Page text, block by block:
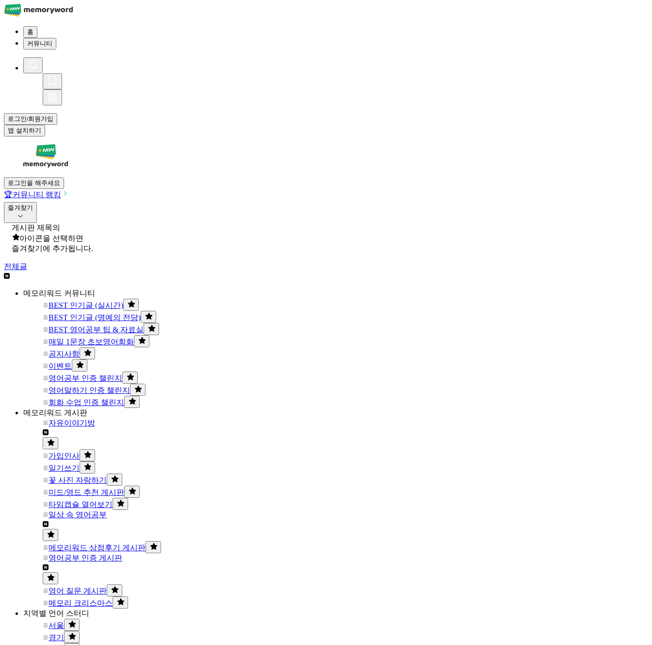
홈
커뮤니티
로그인/회원가입
앱 설치하기
로그인을 해주세요
🏆커뮤니티 랭킹
즐겨찾기
게시판 제목의
아이콘을 선택하면
즐겨찾기에 추가됩니다.
전체글
메모리워드 커뮤니티
BEST 인기글 (실시간)
BEST 인기글 (명예의 전당)
BEST 영어공부 팁 & 자료실
매일 1문장 초보영어회화
공지사항
이벤트
영어공부 인증 챌린지
영어말하기 인증 챌린지
회화 수업 인증 챌린지
메모리워드 게시판
자유이야기방
가입인사
일기쓰기
꽃 사진 자랑하기
미드/영드 추천 게시판
타임캡슐 열어보기
일상 속 영어공부
메모리워드 상점후기 게시판
영어공부 인증 게시판
영어 질문 게시판
메모리 크리스마스
지역별 언어 스터디
서울
경기